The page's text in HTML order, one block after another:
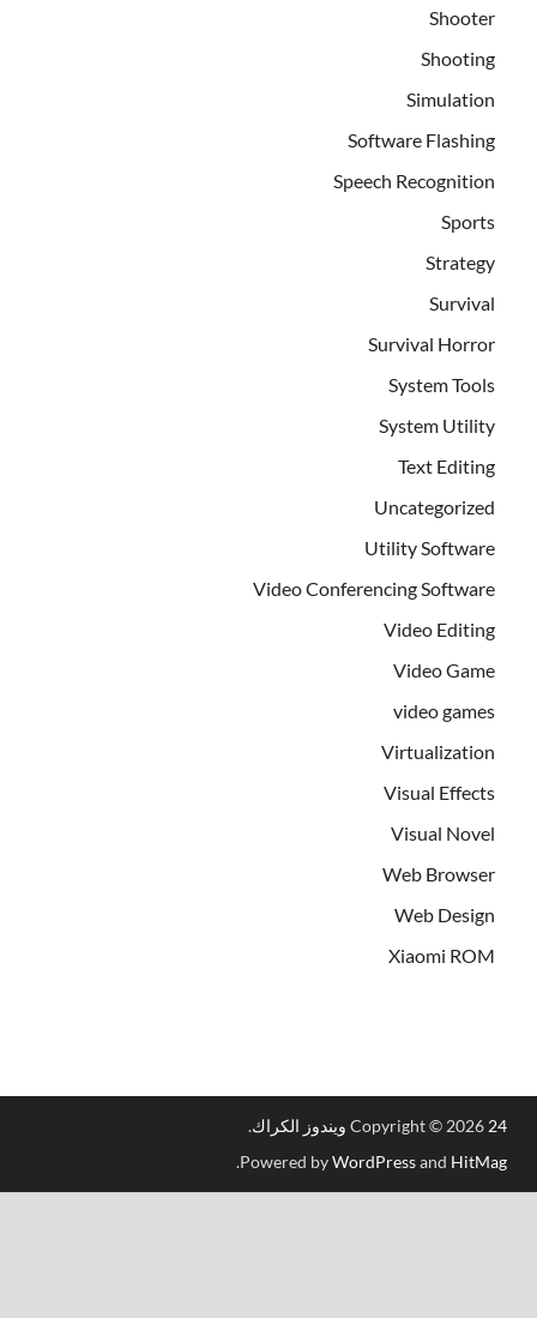
Shooter
Shooting
Simulation
Software Flashing
Speech Recognition
Sports
Strategy
Survival
Survival Horror
System Tools
System Utility
Text Editing
Uncategorized
Utility Software
Video Conferencing Software
Video Editing
Video Game
video games
Virtualization
Visual Effects
Visual Novel
Web Browser
Web Design
Xiaomi ROM
Copyright © 2026
.
Powered byWordPressandHitMag
.